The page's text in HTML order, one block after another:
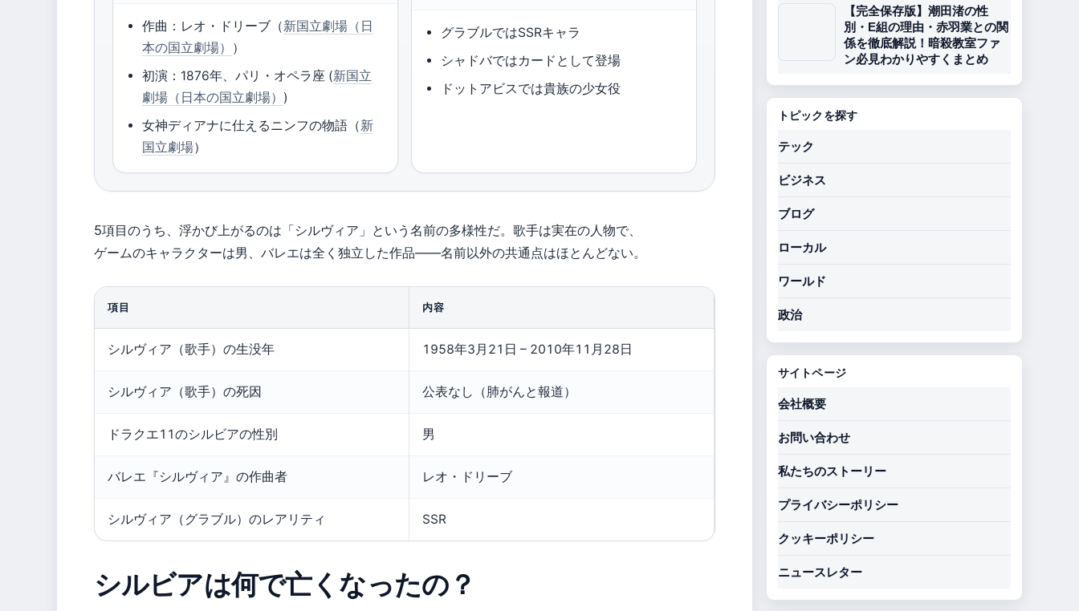
作曲：レオ・ドリーブ（新国立劇場（日
本の国立劇場） ）
初演：1876年、パリ・オペラ座 (新国立
劇場（日本の国立劇場） )
女神ディアナに仕えるニンフの物語（新
国立劇場）
グラブルではSSRキャラ
シャドバではカードとして登場
ドットアビスでは貴族の少女役
5項目のうち、浮かび上がるのは「シルヴィア」という名前の多様性だ。歌手は実在の人物で、
ゲームのキャラクターは男、バレエは全く独立した作品——名前以外の共通点はほとんどない。
項目 内容
シルヴィア（歌手）の生没年 1958年3月21日 – 2010年11月28日
シルヴィア（歌手）の死因 公表なし（肺がんと報道）
ドラクエ11のシルビアの性別 男
バレエ『シルヴィア』の作曲者 レオ・ドリーブ
シルヴィア（グラブル）のレアリティ SSR
シルビアは何で亡くなったの？
【完全保存版】潮田渚の性
別・E組の理由・赤羽業との関
係を徹底解説！暗殺教室ファ
ン必見わかりやすくまとめ
トピックを探す
テック
ビジネス
ブログ
ローカル
ワールド
政治
サイトページ
会社概要
お問い合わせ
私たちのストーリー
プライバシーポリシー
クッキーポリシー
ニュースレター